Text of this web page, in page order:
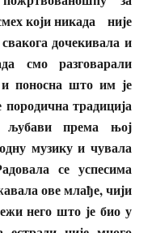
који никада није
дочекивала и
смо разговарали
поносна што им је
традиција
љубави према њој
музику и чувала
се успесима
ове млађе, чији
него што је био у